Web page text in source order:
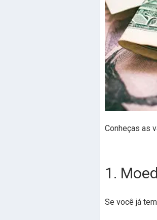
Conheças as
1.
Se você já